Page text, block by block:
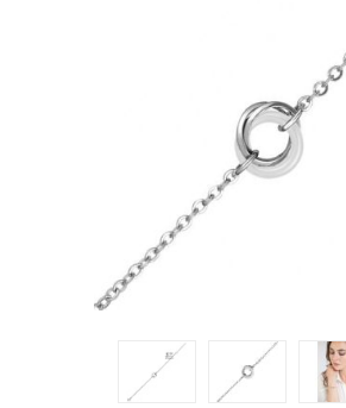
SWAROVSKI
BONNES AFFAIRES
CARTES CADEAUX
IDÉE CADEAUX